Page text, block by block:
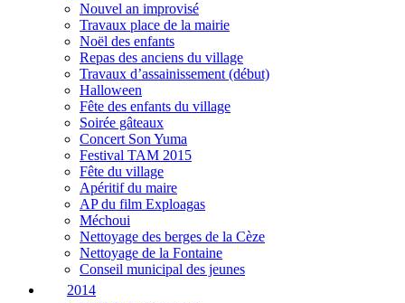
Nouvel an improvisé
Travaux place de la mairie
Noël des enfants
Repas des anciens du village
Travaux d’assainissement (début)
Halloween
Fête des enfants du village
Soirée gâteaux
Concert Son Yuma
Festival TAM 2015
Fête du village
Apéritif du maire
AP du film Exploagas
Méchoui
Nettoyage des berges de la Cèze
Nettoyage de la Fontaine
Conseil municipal des jeunes
2014